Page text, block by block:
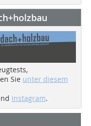
Sie unter diesem
Instagram.